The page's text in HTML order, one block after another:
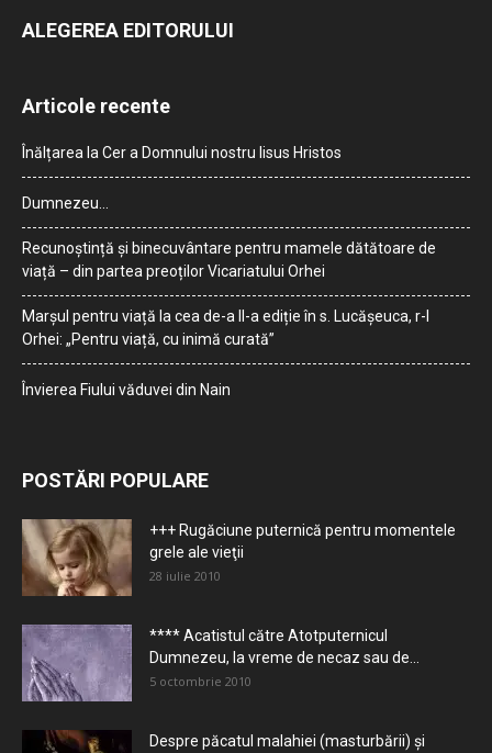
ALEGEREA EDITORULUI
Articole recente
Înălțarea la Cer a Domnului nostru Iisus Hristos
Dumnezeu…
Recunoștință și binecuvântare pentru mamele dătătoare de
viață – din partea preoților Vicariatului Orhei
Marșul pentru viață la cea de-a II-a ediție în s. Lucășeuca, r-l
Orhei: „Pentru viață, cu inimă curată”
Învierea Fiului văduvei din Nain
POSTĂRI POPULARE
+++ Rugăciune puternică pentru momentele
grele ale vieţii
28 iulie 2010
**** Acatistul către Atotputernicul
Dumnezeu, la vreme de necaz sau de...
5 octombrie 2010
Despre păcatul malahiei (masturbării) şi